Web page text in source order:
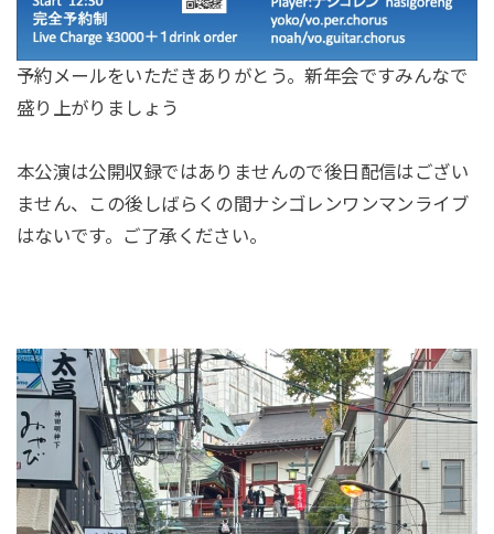
予約メールをいただきありがとう。新年会ですみんなで
盛り上がりましょう
本公演は公開収録ではありませんので後日配信はござい
ません、この後しばらくの間ナシゴレンワンマンライブ
はないです。ご了承ください。